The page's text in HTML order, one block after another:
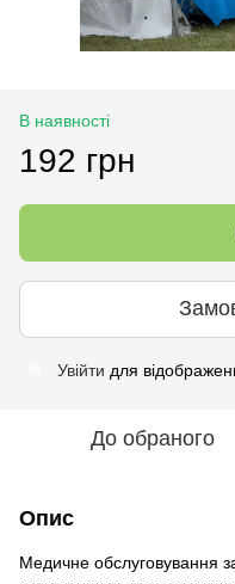
В наявності
192 грн
Увійти для
До обраного
Опис
Медичне обслуговування